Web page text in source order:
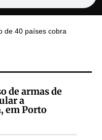
de 40 países cobra
de armas de
a
em Porto